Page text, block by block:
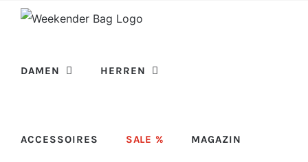
Skip
DAMEN HERREN
ACCESSOIRES SALE % MAGAZIN